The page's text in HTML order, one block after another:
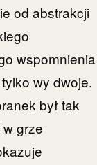
od abstrakcji
wspomnienia
wy dwoje.
był tak
grze